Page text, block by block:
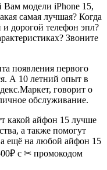
Вам модели iPhone 15,
самая лучшая? Когда
дорогой телефон эпл?
Звоните
появления первого
А 10 летний опыт в
, говорит о
обслуживание.
какой айфон 15 лучше
а также помогут
а ещё на любой айфон 15
с ✂ промокодом